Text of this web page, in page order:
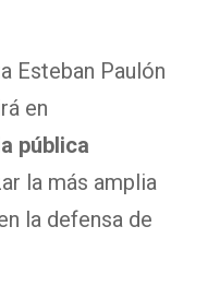
Esteban Paulón
en
pública
la más amplia
la defensa de